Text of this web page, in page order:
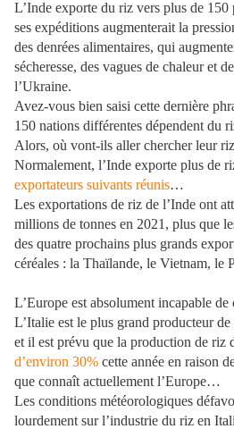
L’Inde exporte du riz vers plus de 150
ses expéditions augmenterait la
des denrées alimentaires, qui
sécheresse, des vagues de chaleur et
l’Ukraine.
Avez-vous bien saisi cette dernière
150 nations différentes dépendent du
Alors, où vont-ils aller chercher leur
Normalement, l’Inde exporte plus de
exportateurs suivants réunis…
Les exportations de riz de l’Inde ont
millions de tonnes en 2021, plus que
des quatre prochains plus grands
céréales : la Thaïlande, le Vietnam, le
L’Europe est absolument incapable
L’Italie est le plus grand producteur
et il est prévu que la production de riz
d’environ 30% cette année en raison
que connaît actuellement l’Europe…
Les conditions météorologiques
lourdement sur l’industrie du riz en